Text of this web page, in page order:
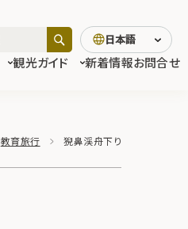
観光ガイド 新着情報お問合せ
日本語
教育旅行 猊鼻渓舟下り